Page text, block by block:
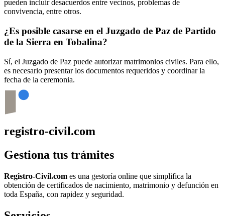
pueden incluir desacuerdos entre vecinos, problemas de
convivencia, entre otros.
¿Es posible casarse en el Juzgado de Paz de Partido
de la Sierra en Tobalina?
Sí, el Juzgado de Paz puede autorizar matrimonios civiles. Para ello,
es necesario presentar los documentos requeridos y coordinar la
fecha de la ceremonia.
registro-civil.com
Gestiona tus trámites
Registro-Civil.com es una gestoría online que simplifica la
obtención de certificados de nacimiento, matrimonio y defunción en
toda España, con rapidez y seguridad.